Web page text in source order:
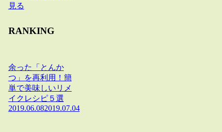
見る
RANKING
余った「とんか
つ」を再利用！簡
単で美味しいリメ
イクレシピ５選
2019.06.082019.07.04